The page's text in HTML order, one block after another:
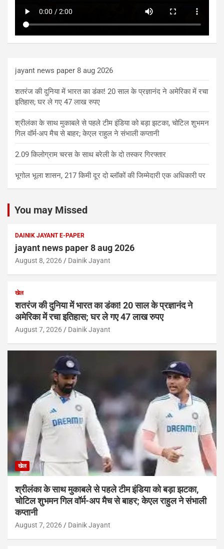
jayant news paper 8 aug 2026
शतरंज की दुनिया में भारत का डंका! 20 साल के प्रज्ञानंद ने अमेरिका में रचा
इतिहास; घर ले गए 47 लाख रुपए
श्रीलंका के साथ मुकाबले से पहले टीम इंडिया को बड़ा झटका, चोटिल शुभमन
गिल वॉर्म-अप मैच से बाहर; केएल राहुल ने संभाली कप्तानी
2.09 किलोग्राम चरस के साथ बरेली के दो तस्कर गिरफ्तार
भूगोल भूला शासन, 217 किमी दूर दो ब्लॉकों की जिम्मेदारी एक अधिकारी पर
You may Missed
DAINIK JAYANT E-PAPER
jayant news paper 8 aug 2026
August 8, 2026 Dainik Jayant
खेल
शतरंज की दुनिया में भारत का डंका! 20 साल के प्रज्ञानंद ने
अमेरिका में रचा इतिहास; घर ले गए 47 लाख रुपए
August 7, 2026 Dainik Jayant
खेल
श्रीलंका के साथ मुकाबले से पहले टीम इंडिया को बड़ा झटका,
चोटिल शुभमन गिल वॉर्म-अप मैच से बाहर; केएल राहुल ने संभाली
कप्तानी
August 7, 2026 Dainik Jayant